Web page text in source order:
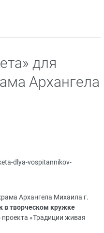
для
Архангела
dlya-vospitannikov-
Архангела Михаила г.
втворческом кружке
проекта «Традиции живая